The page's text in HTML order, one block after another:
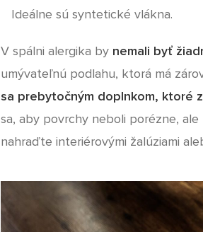
Ideálne sú syntetické vlákna.
V spálni alergika by nemali byť
umývateľnú podlahu, ktorá má
sa prebytočným doplnkom, ktoré
sa, aby povrchy neboli porézne,
nahraďte interiérovými žalúziami